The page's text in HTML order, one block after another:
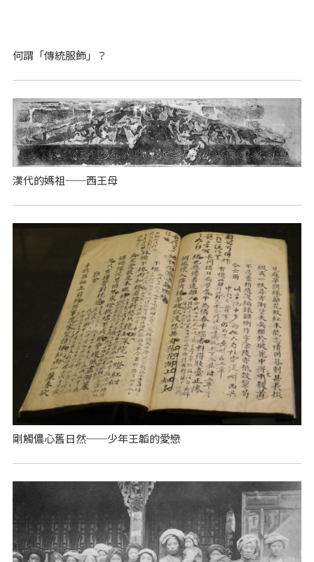
何謂「傳統服飾」？
漢代的媽祖──西王母
剛觸儂心舊日然──少年王韜的愛戀